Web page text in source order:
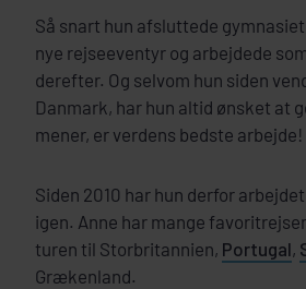
Så snart hun afsluttede
nye rejseeventyr og arbejdede
derefter. Og selvom hun siden
Danmark, har hun altid ønsket at
mener, er verdens bedste arbejde!
Siden 2010 har hun derfor
igen. Anne har mange
turen til Storbritannien, Portugal,
Grækenland.